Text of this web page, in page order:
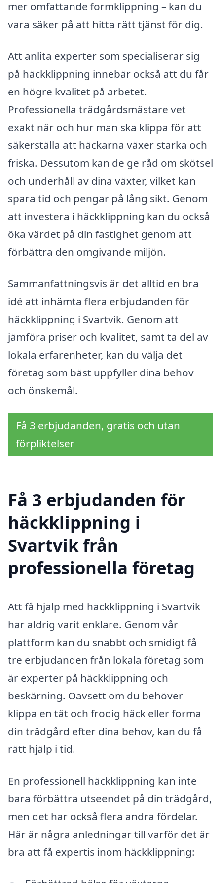
mer omfattande formklippning – kan du
vara säker på att hitta rätt tjänst för dig.
Att anlita experter som specialiserar sig
på häckklippning innebär också att du får
en högre kvalitet på arbetet.
Professionella trädgårdsmästare vet
exakt när och hur man ska klippa för att
säkerställa att häckarna växer starka och
friska. Dessutom kan de ge råd om skötsel
och underhåll av dina växter, vilket kan
spara tid och pengar på lång sikt. Genom
att investera i häckklippning kan du också
öka värdet på din fastighet genom att
förbättra den omgivande miljön.
Sammanfattningsvis är det alltid en bra
idé att inhämta flera erbjudanden för
häckklippning i Svartvik. Genom att
jämföra priser och kvalitet, samt ta del av
lokala erfarenheter, kan du välja det
företag som bäst uppfyller dina behov
och önskemål.
Få 3 erbjudanden, gratis och utan
förpliktelser
Få 3 erbjudanden för
häckklippning i
Svartvik från
professionella företag
Att få hjälp med häckklippning i Svartvik
har aldrig varit enklare. Genom vår
plattform kan du snabbt och smidigt få
tre erbjudanden från lokala företag som
är experter på häckklippning och
beskärning. Oavsett om du behöver
klippa en tät och frodig häck eller forma
din trädgård efter dina behov, kan du få
rätt hjälp i tid.
En professionell häckklippning kan inte
bara förbättra utseendet på din trädgård,
men det har också flera andra fördelar.
Här är några anledningar till varför det är
bra att få expertis inom häckklippning: